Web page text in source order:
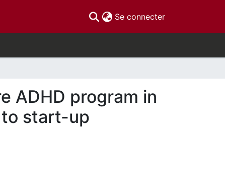
Se connecter(current)
ADHD program in
to start-up